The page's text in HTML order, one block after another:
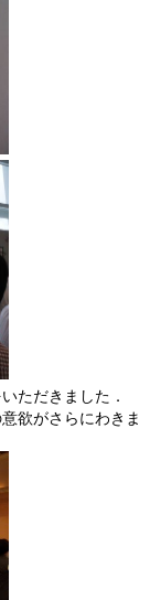
ただきました．
欲がさらにわきま